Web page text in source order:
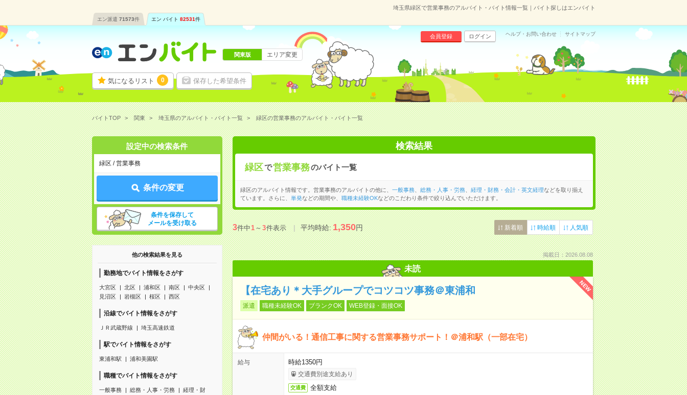
埼玉県緑区で営業事務のアルバイト・バイト情報一覧｜バイト探しはエンバイト
エン派遣 71573件 エン バイト 82531件
気になるリスト 0 保存した希望条件
会員登録 ログイン ヘルプ・お問い合わせ サイトマップ
関東版 エリア変更
バイトTOP 関東 埼玉県のアルバイト・バイト一覧 緑区の営業事務のアルバイト・バイト一覧
設定中の検索条件
緑区 / 営業事務
条件の変更
条件を保存して
メールを受け取る
他の検索結果を見る
勤務地でバイト情報をさがす
大宮区 北区 浦和区 南区
中央区
見沼区
岩槻区 桜区 西区
沿線でバイト情報をさがす
ＪＲ武蔵野線 埼玉高速鉄道
駅でバイト情報をさがす
東浦和駅 浦和美園駅
職種でバイト情報をさがす
一般事務 総務・人事・労務
経理・財
検索結果
緑区で営業事務のバイト一覧
緑区のアルバイト情報です。営業事務のアルバイトの他に、 一般事務、 総務・人事・労務、 経理・財務・会計・英文経理などを取り揃え
ています。さらに、
単発などの期間や、 職種未経験OKなどのこだわり条件で絞り込んでいただけます。
3件中1～3件表示 平均時給:1,350円 新着順 時給順 人気順
掲載日：2026.08.08
未読
NEW
【在宅あり＊大手グループでコツコツ事務＠東浦和
派遣 職種未経験OK ブランクOK WEB登録・面接OK
仲間がいる！通信工事に関する営業事務サポート！＠浦和駅（一部在宅）
給与 時給1350円
交通費別途支給あり
交通費 全額支給